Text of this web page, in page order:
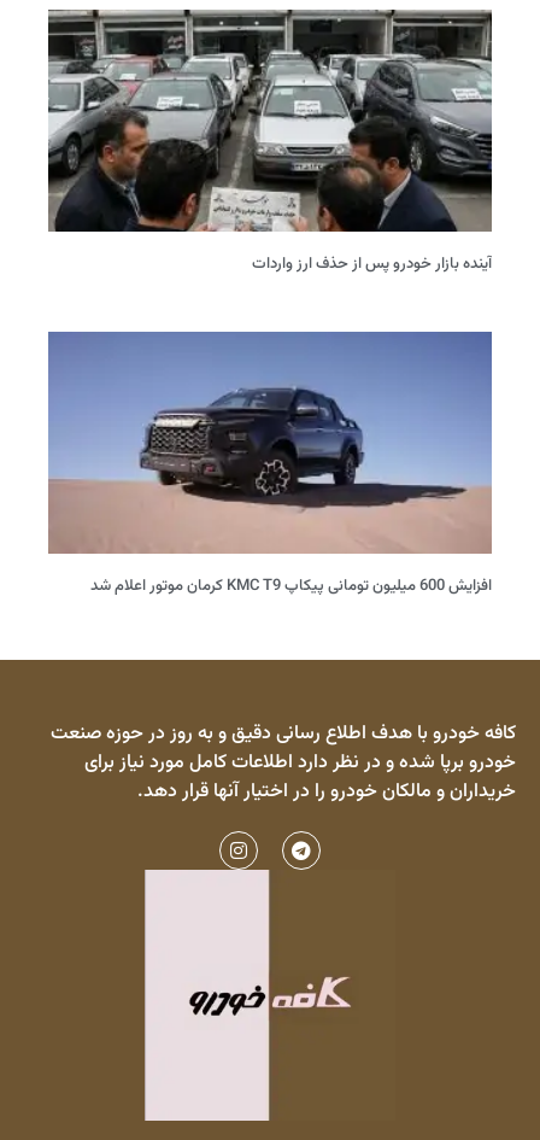
آینده بازار خودرو پس از حذف ارز واردات
افزایش 600 میلیون تومانی پیکاپ KMC T9 کرمان موتور اعلام شد
کافه خودرو با هدف اطلاع رسانی دقیق و به روز در حوزه صنعت
خودرو برپا شده و در نظر دارد اطلاعات کامل مورد نیاز برای
خریداران و مالکان خودرو را در اختیار آنها قرار دهد.